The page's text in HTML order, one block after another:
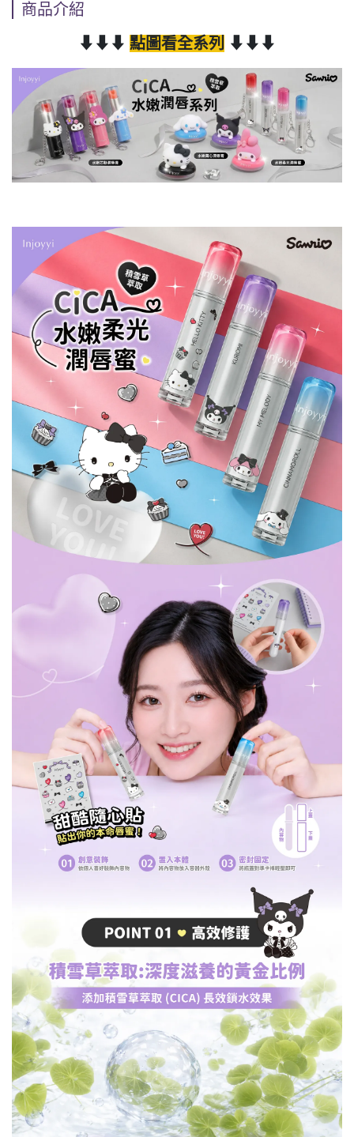
商品介紹
⬇⬇⬇ 點圖看全系列 ⬇⬇⬇